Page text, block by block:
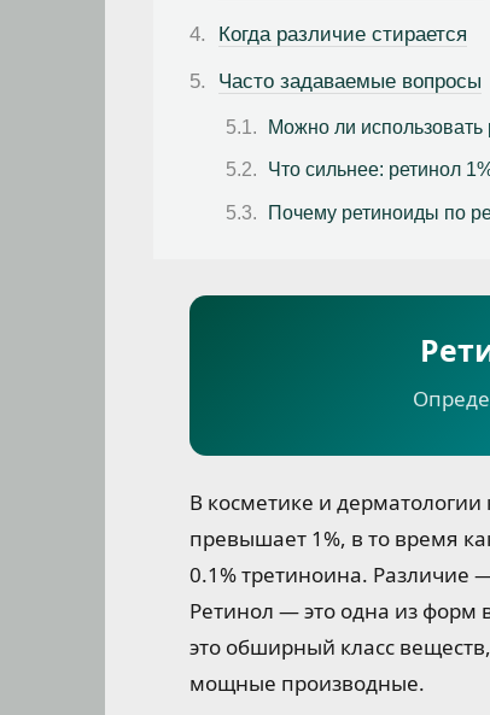
Когда различие стирается
Часто задаваемые вопросы
Можно ли
Что сильнее: ретинол
Почему ретиноиды по
В косметике и
превышает 1%, в то время
0.1% третиноина. Различие
Ретинол — это одна из форм
это обширный класс
мощные производные.